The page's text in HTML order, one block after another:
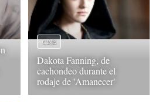
CINE
Dakota Fanning, de
cachondeo durante el
rodaje de 'Amanecer'